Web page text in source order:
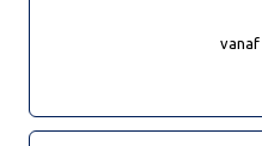
vanaf